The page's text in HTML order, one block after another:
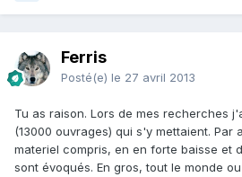
Ferris
Posté(e) le 27 avril 2013
Tu as raison. Lors de mes recherches
(13000 ouvrages) qui s'y mettaient. Par
materiel compris, en en forte baisse et
sont évoqués. En gros, tout le monde